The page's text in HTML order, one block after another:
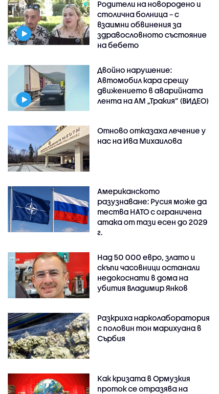
Родители на новородено и
столична болница – с
взаимни обвинения за
здравословното състояние
на бебето
Двойно нарушение:
Автомобил кара срещу
движението в аварийната
лента на АМ „Тракия” (ВИДЕО)
Отново отказаха лечение у
нас на Ива Михаилова
Американското
разузнаване: Русия може да
тества НАТО с ограничена
атака от тази есен до 2029
г.
Над 50 000 евро, злато и
скъпи часовници останали
недокоснати в дома на
убития Владимир Янков
Разкриха нарколаборатория
с половин тон марихуана в
Сърбия
Как кризата в Ормузкия
проток се отразява на